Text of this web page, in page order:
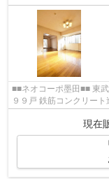
■■ネオコーポ墨田■■ 東武スカイツリーライン 鐘ヶ淵駅 徒歩６分 総戸数
９９戸 鉄筋コンクリート造５階
現在